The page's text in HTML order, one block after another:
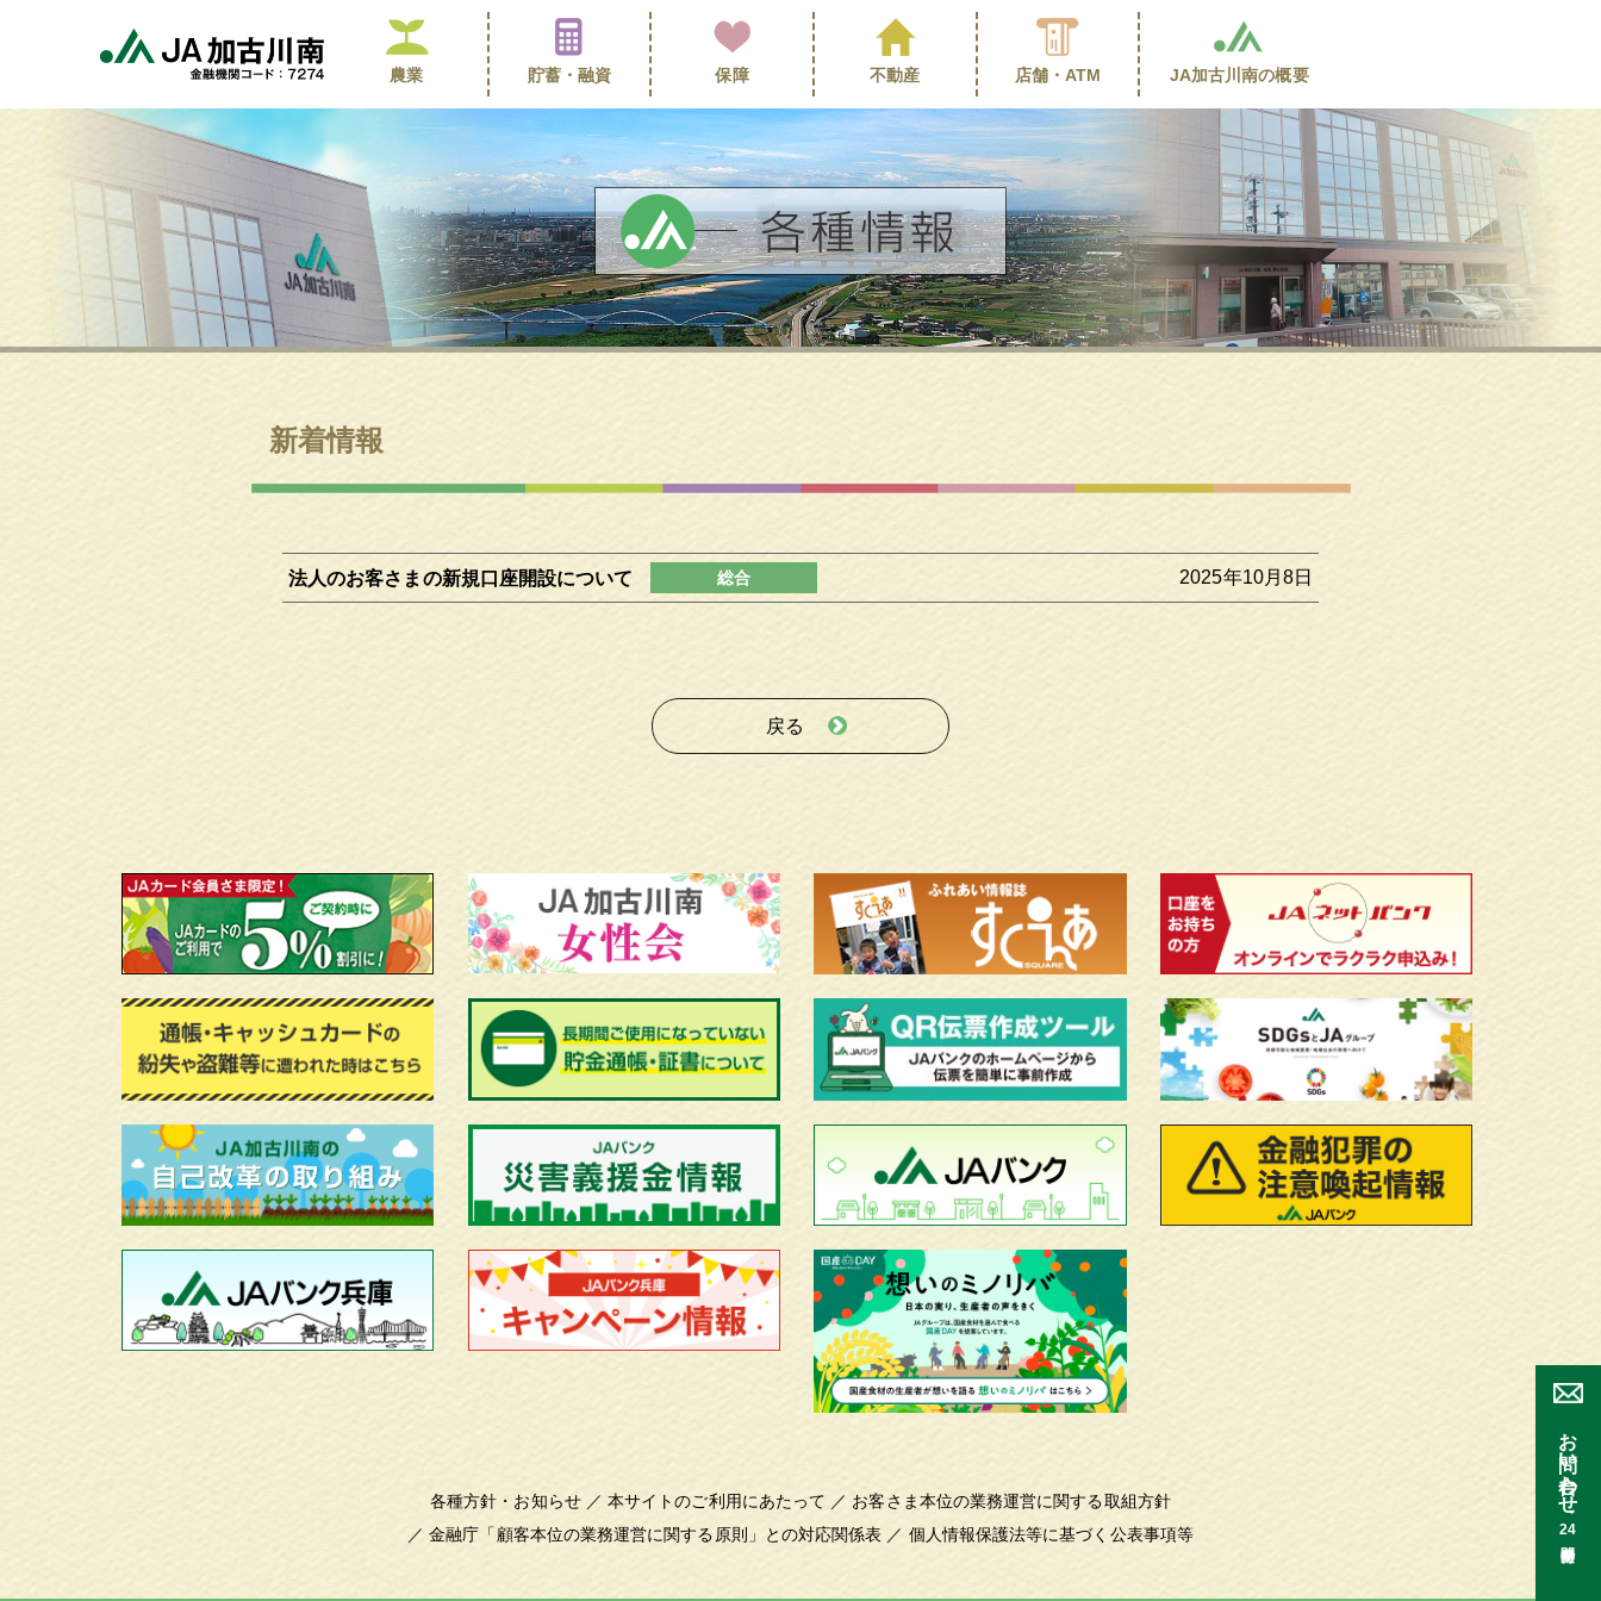
農業 貯蓄・ 融資 保障 不動産 店舗・ ATM JA加古川南の概要
新着情報
法人のお客さまの新規口座開設について 2025年10月8日
戻る
お問い合わせ
24
各種方針・お知らせ ／本サイトのご利用にあたって ／ お客さま本位の業務運営に関する取組方針
／金融庁「顧客本位の業務運営に関する原則」との対応関係表 ／ 個人情報保護法等に基づく公表事項等